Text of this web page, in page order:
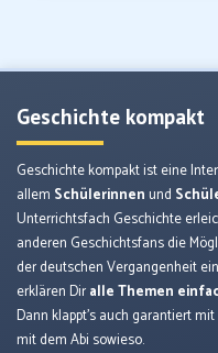
Geschichte kompakt
Geschichte kompakt ist eine
allem Schülerinnen und
Unterrichtsfach Geschichte
anderen Geschichtsfans die
der deutschen Vergangenheit
erklären Diralle Themen
Dann klappt’s auch garantiert
mit dem Abi sowieso.